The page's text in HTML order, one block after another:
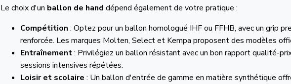
Le choix d'un ballon de hand dépend également de votre pratique :
Compétition : Optez pour un ballon homologué IHF ou FFHB, avec un grip
renforcée. Les marques Molten, Select et Kempa proposent des modèles
Entraînement: Privilégiez un ballon résistant avec un bon rapport qualité-
sessions intensives répétées.
Loisir et scolaire : Un ballon d'entrée de gamme en matière synthétique